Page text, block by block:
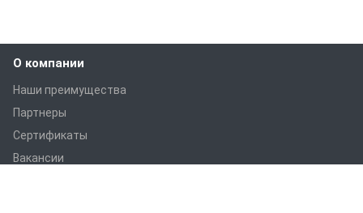
О компании
Наши преимущества
Партнеры
Сертификаты
Вакансии